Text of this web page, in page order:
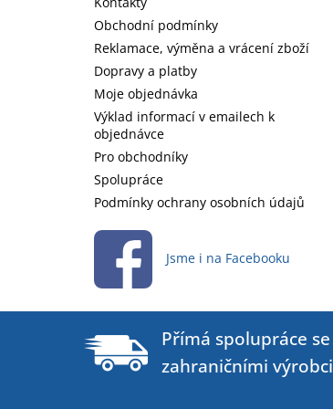
Obchodní podmínky
Reklamace, výměna a vrácení zboží
Dopravy a platby
Moje objednávka
Výklad informací v emailech k
objednávce
Pro obchodníky
Spolupráce
Podmínky ochrany osobních údajů
Jsme i na Facebooku
Přímá spolupráce se
zahraničními výrobci